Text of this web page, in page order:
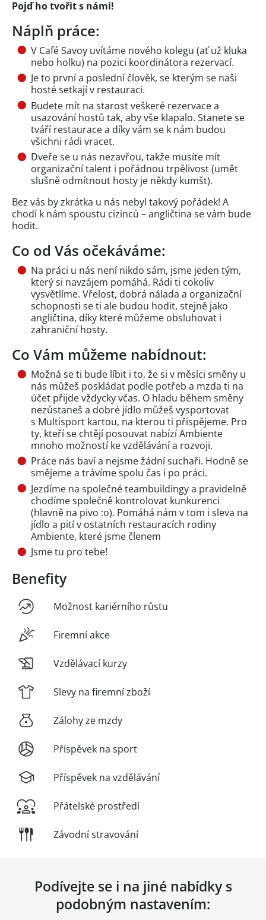
Pojď ho tvořit s námi!
Náplň práce:
V Café Savoy uvítáme nového kolegu (ať už kluka
nebo holku) na pozici koordinátora rezervací.
Je to první a poslední člověk, se kterým se naši
hosté setkají v restauraci.
Budete mít na starost veškeré rezervace a
usazování hostů tak, aby vše klapalo. Stanete se
tváří restaurace a díky vám se k nám budou
všichni rádi vracet.
Dveře se u nás nezavřou, takže musíte mít
organizační talent i pořádnou trpělivost (umět
slušně odmítnout hosty je někdy kumšt).
Bez vás by zkrátka u nás nebyl takový pořádek! A
chodí k nám spoustu cizinců – angličtina se vám bude
hodit.
Co od Vás očekáváme:
Na práci u nás není nikdo sám, jsme jeden tým,
který si navzájem pomáhá. Rádi ti cokoliv
vysvětlíme. Vřelost, dobrá nálada a organizační
schopnosti se ti ale budou hodit, stejně jako
angličtina, díky které můžeme obsluhovat i
zahraniční hosty.
Co Vám můžeme nabídnout:
Možná se ti bude líbit i to, že si v měsíci směny u
nás můžeš poskládat podle potřeb a mzda ti na
účet přijde vždycky včas. O hladu během směny
nezůstaneš a dobré jídlo můžeš vysportovat
s Multisport kartou, na kterou ti přispějeme. Pro
ty, kteří se chtějí posouvat nabízí Ambiente
mnoho možností ke vzdělávání a rozvoji.
Práce nás baví a nejsme žádní suchaři. Hodně se
smějeme a trávíme spolu čas i po práci.
Jezdíme na společné teambuildingy a pravidelně
chodíme společně kontrolovat kunkurenci
(hlavně na pivo :o). Pomáhá nám v tom i sleva na
jídlo a pití v ostatních restauracích rodiny
Ambiente, které jsme členem
Jsme tu pro tebe!
Benefity
Možnost kariérního růstu
Firemní akce
Vzdělávací kurzy
Slevy na firemní zboží
Zálohy ze mzdy
Příspěvek na sport
Příspěvek na vzdělávání
Přátelské prostředí
Závodní stravování
Podívejte se i na jiné nabídky s
podobným nastavením: